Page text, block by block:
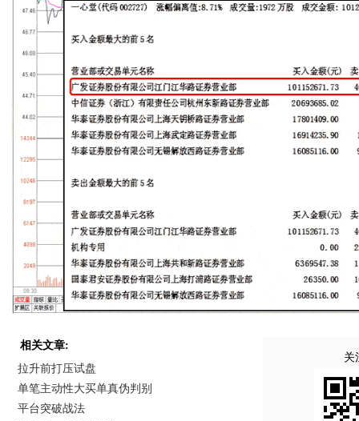
相关文章:
拉升前打压试盘
单笔主动性大买单真伪判别
平台突破战法
关